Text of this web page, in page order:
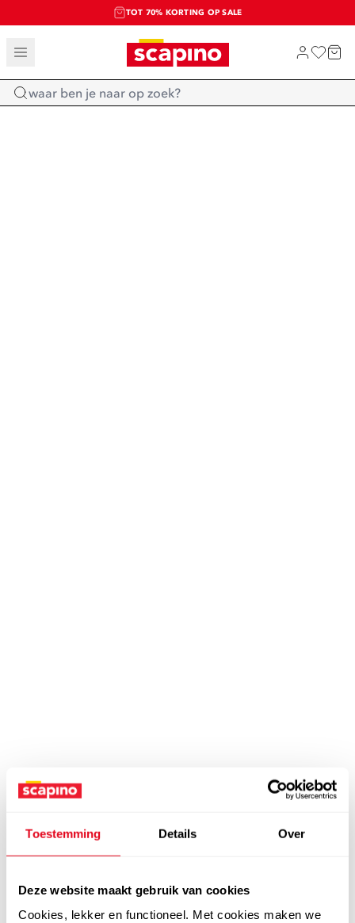
Toestemming Details Over
Deze website maakt gebruik van cookies
Cookies, lekker en functioneel. Met cookies maken we
TOT 70% KORTING OP SALE
EXTRA ARTIKELEN IN DE SALE
SHOP NIEUW
Home